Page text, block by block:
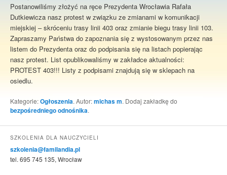
Postanowiliśmy złożyć na ręce Prezydenta Wrocławia Rafała
Dutkiewicza nasz protest w związku ze zmianami w komunikacji
miejskiej – skróceniu trasy linii 403 oraz zmianie biegu trasy linii 103.
Zapraszamy Państwa do zapoznania się z wystosowanym przez nas
listem do Prezydenta oraz do podpisania się na listach popierając
nasz protest. List opublikowaliśmy w zakładce aktualności:
PROTEST 403!!! Listy z podpisami znajdują się w sklepach na
osiedlu.
Kategorie:Ogłoszenia. Autor:michas m. Dodaj zakładkę do
bezpośredniego odnośnika.
SZKOLENIA DLA NAUCZYCIELI
szkolenia@familandia.pl
tel. 695 745 135, Wrocław